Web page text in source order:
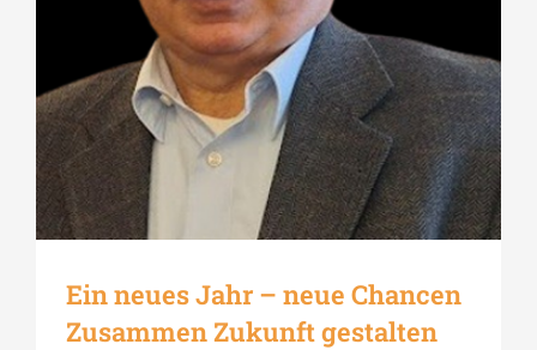
Ein neues Jahr – neue Chancen
Zusammen Zukunft gestalten